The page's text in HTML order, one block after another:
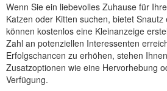
Wenn Sie ein liebevolles Zuhause für
Katzen oder Kitten suchen, bietet
können kostenlos eine Kleinanzeige
Zahl an potenziellen Interessenten
Erfolgschancen zu erhöhen, stehen
Zusatzoptionen wie eine Hervorhebung
Verfügung.